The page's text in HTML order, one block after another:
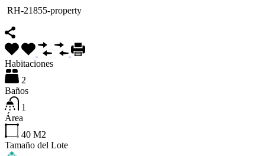
RH-21855-property
Habitaciones
2
Baños
1
Área
40 M2
Tamaño del Lote